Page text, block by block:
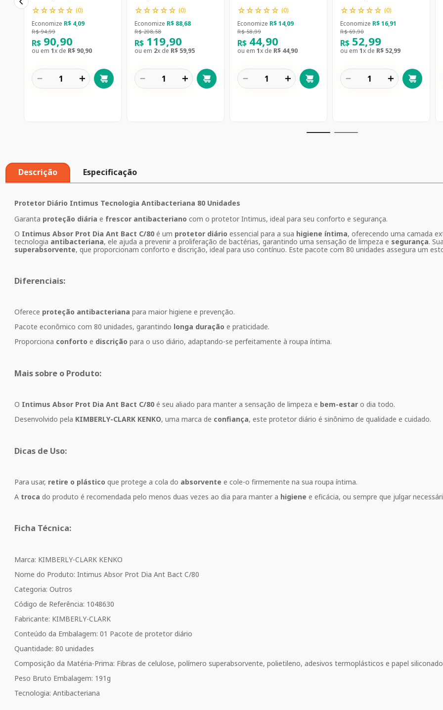
☆☆☆☆☆ (0)
Economize R$ 4,09
R$ 94,99
R$ 90,90
ou em 1x de R$ 90,90
＋
－
☆☆☆☆☆ (0)
Economize R$ 88,68
R$ 208,58
R$ 119,90
ou em 2x de R$ 59,95
＋
－
☆☆☆☆☆ (0)
Economize R$14,09
R$ 58,99
R$ 44,90
ou em 1x de R$ 44,90
＋
－
☆☆☆☆☆ (0)
Economize R$16,91
R$ 69,90
R$ 52,99
ou em 1x de R$ 52,99
＋
－
Descrição Especificação
Protetor Diário Intimus Tecnologia Antibacteriana 80 Unidades
Garanta proteção diária e frescor antibacteriano com o protetor Intimus, ideal para seu conforto e segurança.
O Intimus Absor Prot Dia Ant Bact C/80 é um protetor diário essencial para a sua higiene íntima, oferecendo uma camada
tecnologia antibacteriana, ele ajuda a prevenir a proliferação de bactérias, garantindo uma sensação de limpeza e segurança.
superabsorvente, que proporcionam conforto e discrição, ideal para uso contínuo. Este pacote com 80 unidades assegura um
Diferenciais:
Oferece proteção antibacteriana para maior higiene e prevenção.
Pacote econômico com 80 unidades, garantindo longa duração e praticidade.
Proporciona conforto e discrição para o uso diário, adaptando-se perfeitamente à roupa íntima.
Mais sobre o Produto:
O Intimus Absor Prot Dia Ant Bact C/80 é seu aliado para manter a sensação de limpeza e bem-estar o dia todo.
Desenvolvido pela KIMBERLY-CLARK KENKO, uma marca de confiança, este protetor diário é sinônimo de qualidade e cuidado.
Dicas de Uso:
Para usar, retire o plástico que protege a cola do absorvente e cole-o firmemente na sua roupa íntima.
A troca do produto é recomendada pelo menos duas vezes ao dia para manter a higiene e eficácia, ou sempre que julgar
Ficha Técnica:
Marca: KIMBERLY-CLARK KENKO
Nome do Produto: Intimus Absor Prot Dia Ant Bact C/80
Categoria: Outros
Código de Referência: 1048630
Fabricante: KIMBERLY-CLARK
Conteúdo da Embalagem: 01 Pacote de protetor diário
Quantidade: 80 unidades
Composição da Matéria-Prima: Fibras de celulose, polímero superabsorvente, polietileno, adesivos termoplásticos e papel
Peso Bruto Embalagem: 191g
Tecnologia: Antibacteriana